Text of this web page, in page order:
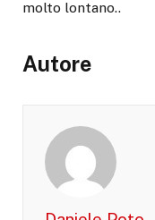
molto lontano..
Autore